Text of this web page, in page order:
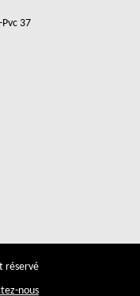
37
réservé
nous